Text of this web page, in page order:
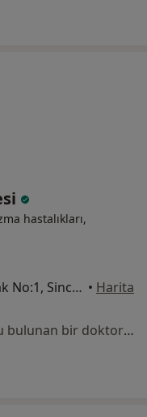
hastalıkları,
Akşemsettin Mah. Huzur Sokak No:1, Sincan • Harita
Bu kurumda online uygunluğu bulunan bir doktor veya uzman bulunamadı